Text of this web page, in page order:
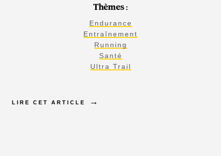
Thèmes :
Endurance
Entraînement
Running
Santé
Ultra Trail
LIRE CET ARTICLE